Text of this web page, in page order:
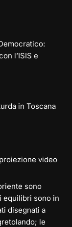
l’ISIS e
in Toscana
video
sono
equilibri sono in
disegnati a
le